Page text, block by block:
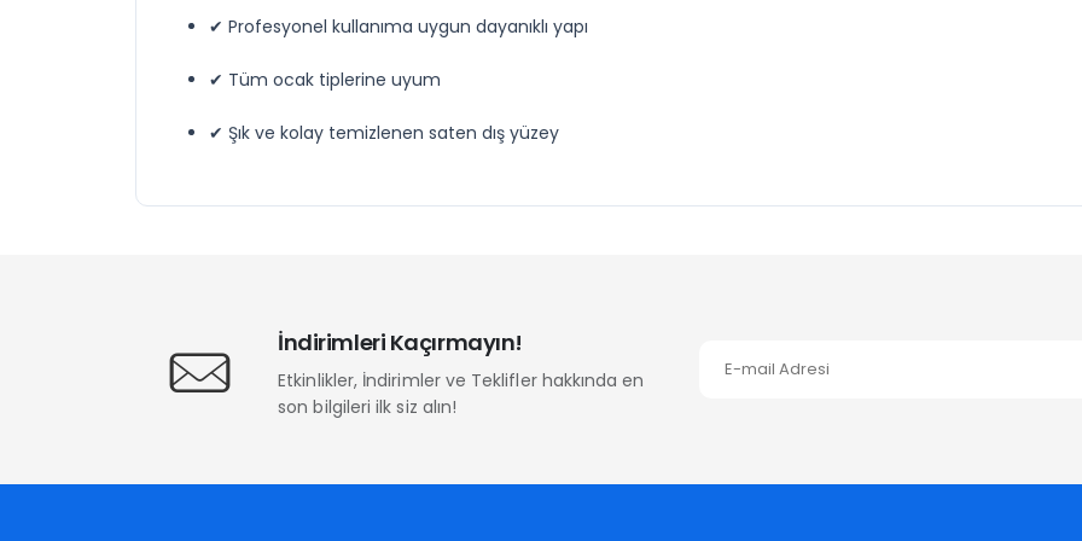
✔ Profesyonel kullanıma uygun dayanıklı yapı
✔ Tüm ocak tiplerine uyum
✔ Şık ve kolay temizlenen saten dış yüzey
İndirimleri Kaçırmayın!
Etkinlikler, İndirimler ve Teklifler hakkında en
son bilgileri ilk siz alın!